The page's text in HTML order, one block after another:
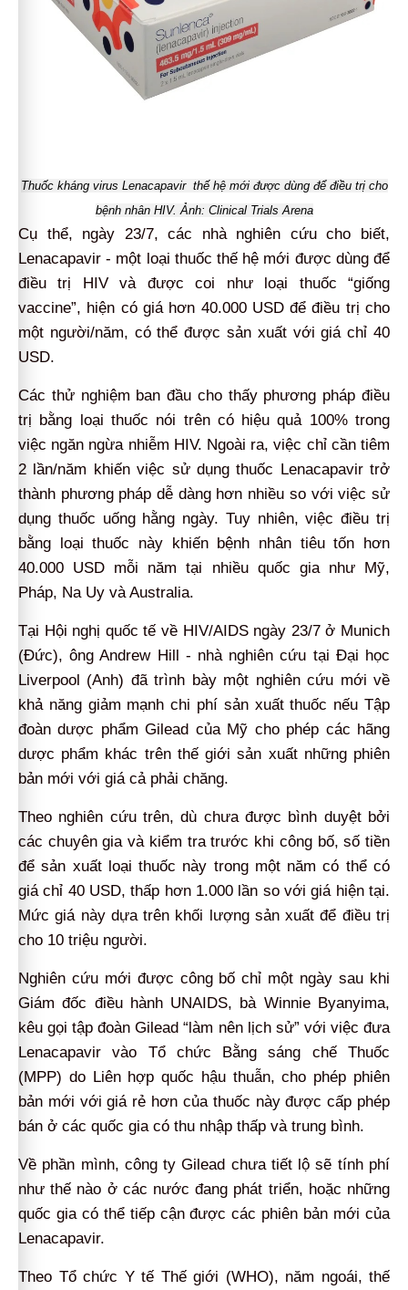
Thuốc kháng virus Lenacapavir thế hệ mới được dùng để điều trị cho
bệnh nhân HIV. Ảnh: Clinical Trials Arena
Cụ thể, ngày 23/7, các nhà nghiên cứu cho biết,
Lenacapavir - một loại thuốc thế hệ mới được dùng để
điều trị HIV và được coi như loại thuốc “giống
vaccine”, hiện có giá hơn 40.000 USD để điều trị cho
một người/năm, có thể được sản xuất với giá chỉ 40
USD.
Các thử nghiệm ban đầu cho thấy phương pháp điều
trị bằng loại thuốc nói trên có hiệu quả 100% trong
việc ngăn ngừa nhiễm HIV. Ngoài ra, việc chỉ cần tiêm
2 lần/năm khiến việc sử dụng thuốc Lenacapavir trở
thành phương pháp dễ dàng hơn nhiều so với việc sử
dụng thuốc uống hằng ngày. Tuy nhiên, việc điều trị
bằng loại thuốc này khiến bệnh nhân tiêu tốn hơn
40.000 USD mỗi năm tại nhiều quốc gia như Mỹ,
Pháp, Na Uy và Australia.
Tại Hội nghị quốc tế về HIV/AIDS ngày 23/7 ở Munich
(Đức), ông Andrew Hill - nhà nghiên cứu tại Đại học
Liverpool (Anh) đã trình bày một nghiên cứu mới về
khả năng giảm mạnh chi phí sản xuất thuốc nếu Tập
đoàn dược phẩm Gilead của Mỹ cho phép các hãng
dược phẩm khác trên thế giới sản xuất những phiên
bản mới với giá cả phải chăng.
Theo nghiên cứu trên, dù chưa được bình duyệt bởi
các chuyên gia và kiểm tra trước khi công bố, số tiền
để sản xuất loại thuốc này trong một năm có thể có
giá chỉ 40 USD, thấp hơn 1.000 lần so với giá hiện tại.
Mức giá này dựa trên khối lượng sản xuất để điều trị
cho 10 triệu người.
Nghiên cứu mới được công bố chỉ một ngày sau khi
Giám đốc điều hành UNAIDS, bà Winnie Byanyima,
kêu gọi tập đoàn Gilead “làm nên lịch sử” với việc đưa
Lenacapavir vào Tổ chức Bằng sáng chế Thuốc
(MPP) do Liên hợp quốc hậu thuẫn, cho phép phiên
bản mới với giá rẻ hơn của thuốc này được cấp phép
bán ở các quốc gia có thu nhập thấp và trung bình.
Về phần mình, công ty Gilead chưa tiết lộ sẽ tính phí
như thế nào ở các nước đang phát triển, hoặc những
quốc gia có thể tiếp cận được các phiên bản mới của
Lenacapavir.
Theo Tổ chức Y tế Thế giới (WHO), năm ngoái, thế